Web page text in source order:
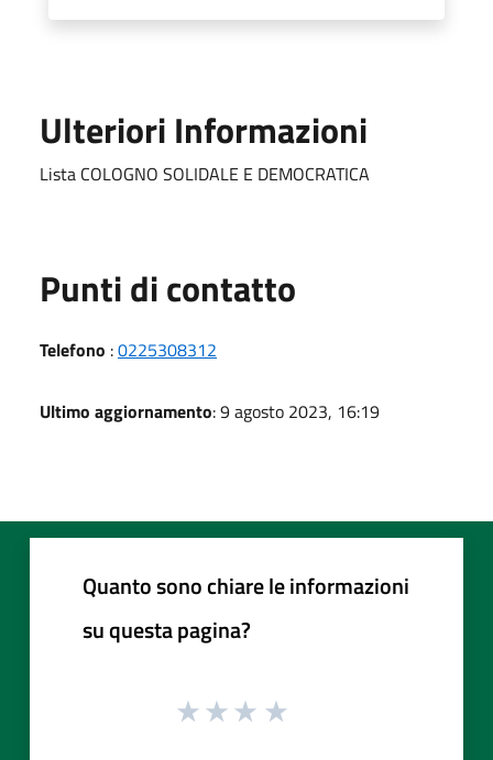
Ulteriori Informazioni
Lista COLOGNO SOLIDALE E DEMOCRATICA
Punti di contatto
Telefono :0225308312
Ultimo aggiornamento: 9 agosto 2023, 16:19
Quanto sono chiare le informazioni
su questa pagina?